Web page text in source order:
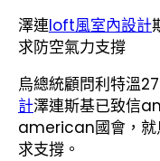
澤連loft風室內設計
求防空氣力支撐
烏總統顧問利特溫
計澤連斯基已致信
american國會，就
求支撐。